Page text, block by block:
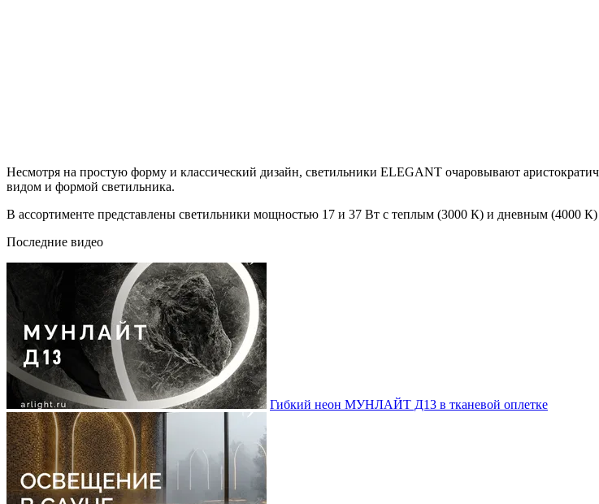
Несмотря на простую форму и классический дизайн, светильники ELEGANT очаровывают
видом и формой светильника.
В ассортименте представлены светильники мощностью 17 и 37 Вт с теплым (3000 К) и дневным (4000
Последние видео
Гибкий неон МУНЛАЙТ Д13 в тканевой оплетке